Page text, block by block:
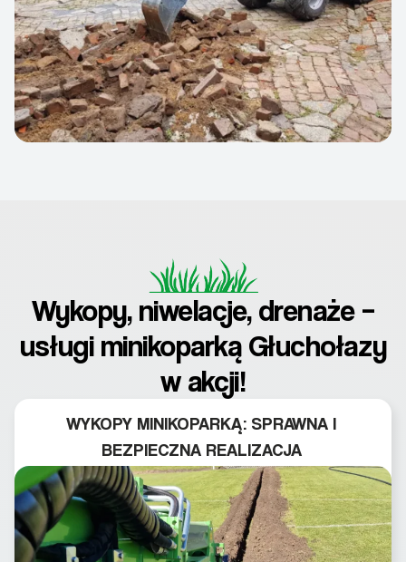
Wykopy, niwelacje, drenaże –
usługi minikoparką Głuchołazy
w akcji!
WYKOPY MINIKOPARKĄ: SPRAWNA I
BEZPIECZNA REALIZACJA